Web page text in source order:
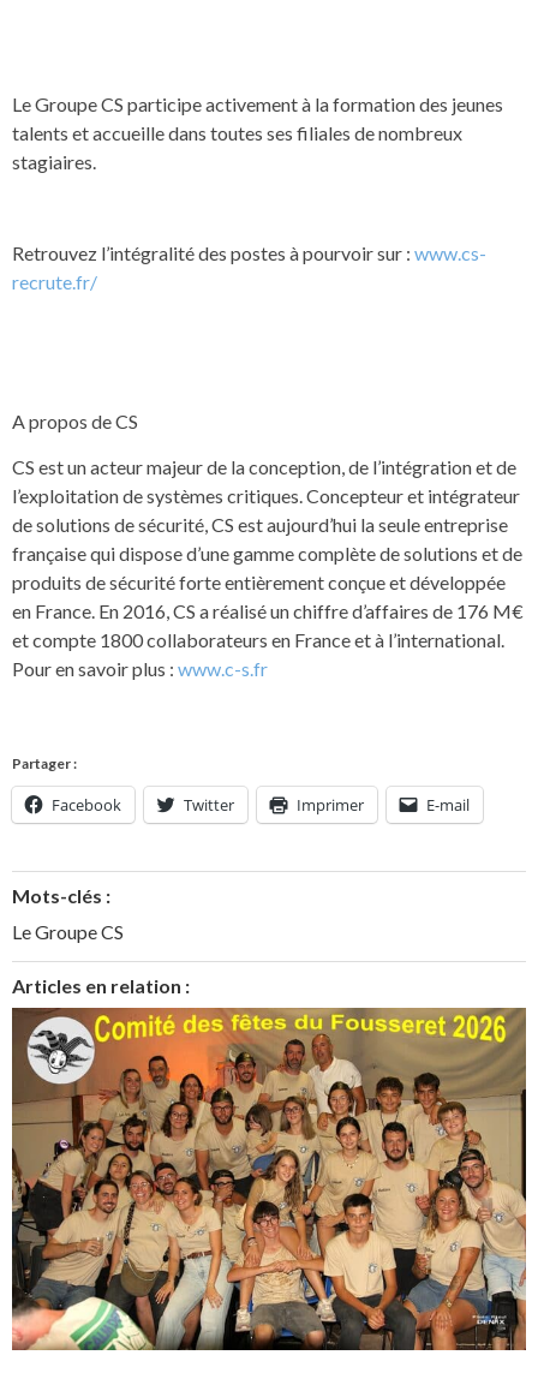
Le Groupe CS participe activement à la formation des jeunes
talents et accueille dans toutes ses filiales de nombreux
stagiaires.
Retrouvez l’intégralité des postes à pourvoir sur : www.cs-
recrute.fr/
A propos de CS
CS est un acteur majeur de la conception, de l’intégration et de
l’exploitation de systèmes critiques. Concepteur et intégrateur
de solutions de sécurité, CS est aujourd’hui la seule entreprise
française qui dispose d’une gamme complète de solutions et de
produits de sécurité forte entièrement conçue et développée
en France. En 2016, CS a réalisé un chiffre d’affaires de 176 M€
et compte 1800 collaborateurs en France et à l’international.
Pour en savoir plus : www.c-s.fr
Partager :
Facebook Twitter Imprimer E-mail
Mots-clés :
Le Groupe CS
Articles en relation :